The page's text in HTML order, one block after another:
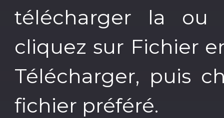
télécharger la ou
cliquez sur Fichier
Télécharger, puis
fichier préféré.